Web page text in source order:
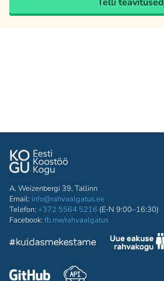
A. Weizenbergi 39, Tallinn
Email: info@rahvaalgatus.ee
Telefon: +372 5564 5216 (E-N 9:00–16:30)
Facebook: fb.me/rahvaalgatus